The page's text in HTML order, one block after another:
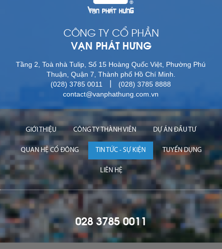
CÔNG TY CỔ PHẦN
VẠN PHÁT HƯNG
Tầng 2, Toà nhà Tulip, Số 15 Hoàng Quốc Việt, Phường Phú
Thuận, Quận 7, Thành phố Hồ Chí Minh.
(028) 3785 0011
(028) 3785 8888
contact@vanphathung.com.vn
GIỚI THIỆU CÔNG TY THÀNH VIÊN DỰ ÁN ĐẦU TƯ
QUAN HỆ CỔ ĐÔNG TIN TỨC - SỰ KIỆN TUYỂN DỤNG
LIÊN HỆ
028 3785 0011